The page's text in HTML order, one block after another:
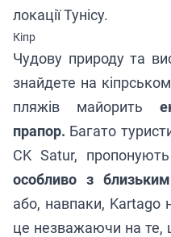
локації Тунісу.
Кіпр
Чудову природу та
знайдете на
пляжів майорить
прапор. Багато
CK Satur,
особливо з
або, навпаки, Kartago
це незважаючи на